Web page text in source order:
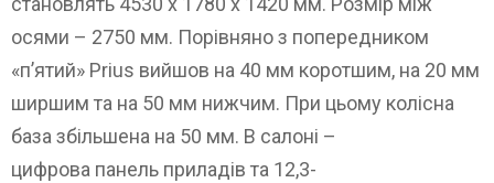
осями – 2750 мм. Порівняно з попередником
«п’ятий» Prius вийшов на 40 мм коротшим, на 20 мм
ширшим та на 50 мм нижчим. При цьому колісна
база збільшена на 50 мм. В салоні –
цифрова панель приладів та 12,3-